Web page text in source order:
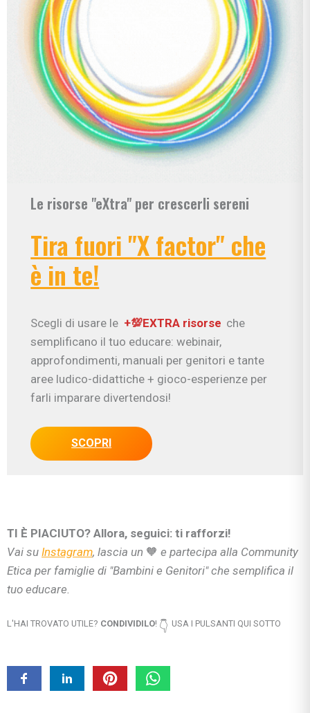
Le risorse "eXtra" per crescerli sereni
Tira fuori "X factor" che
è in te!
Scegli di usare le +💯EXTRA risorse che
semplificano il tuo educare: webinair,
approfondimenti, manuali per genitori e tante
aree ludico-didattiche + gioco-esperienze per
farli imparare divertendosi!
SCOPRI
TI È PIACIUTO? Allora, seguici: ti rafforzi!
Vai su Instagram, lascia un 🧡 e partecipa alla Community
Etica per famiglie di "Bambini e Genitori" che semplifica il
tuo educare.
L'HAI TROVATO UTILE? CONDIVIDILO! 👇 USA I PULSANTI QUI SOTTO